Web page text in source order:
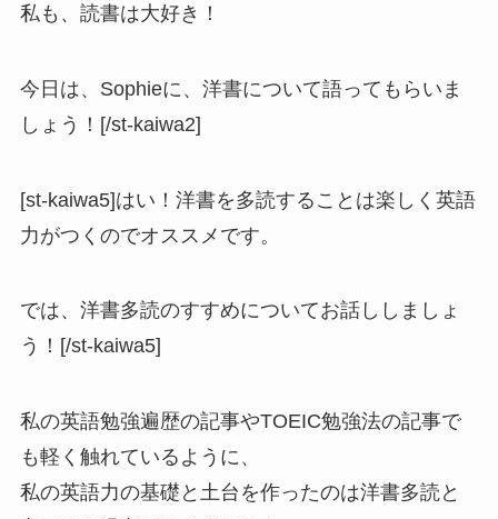
私も、読書は大好き！
今日は、Sophieに、洋書について語ってもらいま
しょう！[/st-kaiwa2]
[st-kaiwa5]はい！洋書を多読することは楽しく英語
力がつくのでオススメです。
では、洋書多読のすすめについてお話ししましょ
う！[/st-kaiwa5]
私の英語勉強遍歴の記事やTOEIC勉強法の記事で
も軽く触れているように、
私の英語力の基礎と土台を作ったのは洋書多読と